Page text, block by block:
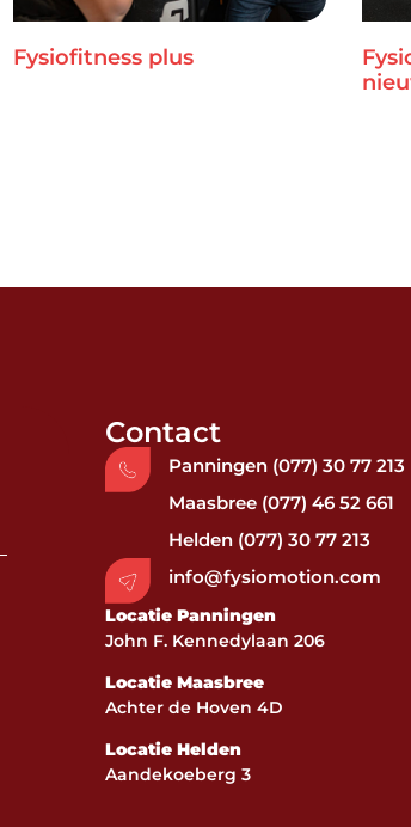
Fysiofitness plus
Contact
Panningen (077) 30 77 213
Maasbree (077) 46 52 661
Helden (077) 30 77 213
info@fysiomotion.com
Locatie Panningen
John F. Kennedylaan 206
Locatie Maasbree
Achter de Hoven 4D
Locatie Helden
Aandekoeberg 3